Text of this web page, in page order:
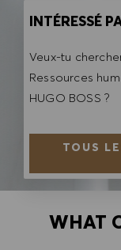
INTÉRESSÉ
Veux-tu
Ressources
HUGO BOSS ?
TOUS
WHAT